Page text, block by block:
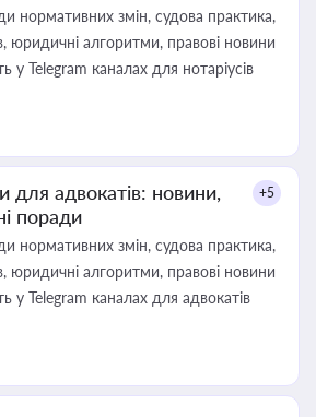
нормативних змін, судова практика,
юридичні алгоритми, правові новини
Telegram каналах для нотаріусів
для адвокатів: новини,
поради
+5
нормативних змін, судова практика,
юридичні алгоритми, правові новини
у Telegram каналах для адвокатів